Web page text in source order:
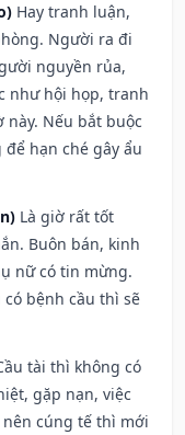
Hay tranh luận,
Người ra đi
nguyền rủa,
như hội họp, tranh
Nếu bắt buộc
hạn ché gây ẩu
Là giờ rất tốt
Buôn bán, kinh
nữ có tin mừng.
bệnh cầu thì sẽ
tài thì không có
gặp nạn, việc
cúng tế thì mới